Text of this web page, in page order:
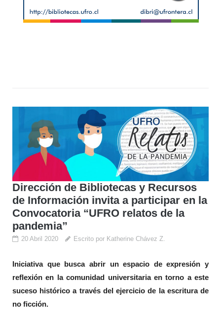
Dirección de Bibliotecas y Recursos
de Información invita a participar en la
Convocatoria “UFRO relatos de la
pandemia”
20 Abril 2020 Escrito por Katherine Chávez Z.
Iniciativa que busca abrir un espacio de expresión y
reflexión en la comunidad universitaria en torno a este
suceso histórico a través del ejercicio de la escritura de
no ficción.